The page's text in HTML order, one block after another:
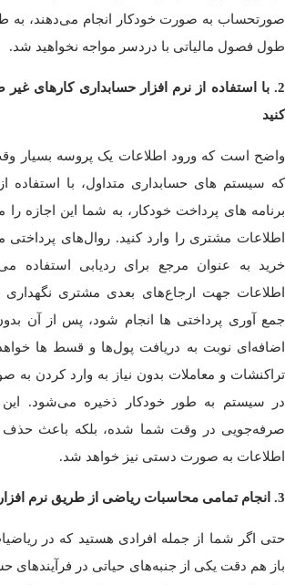
صورتحساب به صورت خودکار انجام می‌دهند، به
طول فصول مالیاتی با دردسر مواجه نخواهید شد.
2. با استفاده از نرم افزار حسابداری کارهای
کنید
واضح است که ورود اطلاعات یک پروسه بسیار
که سیستم های حسابداری متداول، با استفاده
برنامه های پرداخت خودکار، به شما این اجازه را
اطلاعات مشتری را وارد کنید. روال‌های پرداختی
خرید به عنوان مرجع برای ردیابی استفاده
اطلاعات جهت ارجاع‌های بعدی مشتری
جمع آوری پرداختی ها انجام شود، پس از آن
اضافه‌ای نوبت به دریافت پول‌ها و قسط ها
تراکنشات و معاملات بدون نیاز به وارد کردن به
در سیستم به طور خودکار ذخیره می‌شود.
صرفه‌جویی در وقت شما شده، بلکه باعث حذف
اطلاعات به صورت دستی نیز خواهد شد.
3. انجام تمامی محاسبات ریاضی از طریق نرم افزار حسابداری
حتی اگر شما از جمله افرادی هستید که در
باز هم دقت یکی از جنبه‌های حیاتی در فرآیندهای